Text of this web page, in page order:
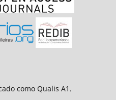
como Qualis A1.